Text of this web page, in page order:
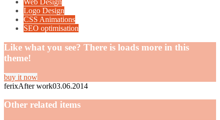
Web Design
Logo Design
CSS Animations
SEO optimisation
Like what you see? There is loads more in this
theme!
buy it now
ferixAfter work03.06.2014
Other related items